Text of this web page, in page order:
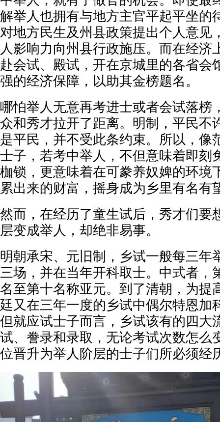
解举人也拥有与地方主官平起平坐的
对地方民生及州县政策提出个人意见
人影响力向州县行政施压。而在经济
赴会试、殿试，开在京城里的各省会
强的经济保障，以助其金榜题名。
哪怕举人无意再考进士或者会试落榜
众和秀才拉开了距离。明制，平民不
是平民，并不受此条约束。所以，像
士子，若考中举人，不但意味着即刻
枷锁，更意味着在可豢养奴婢的环境
累出来的财富，摇身成为乡里有名有
然而，在经历了童生试后，秀才们要
层变成举人，却绝非易事。
明朝承宋、元旧制，乡试一般每三年
三场，并在当年开科取士。中式者，
名至第十名称亚元。到了清朝，为提
廷又在三年一度的乡试中偶尔特恩加
但就应试士子而言，乡试该有的四
试、誊录和录取，无论考试次数怎么
位晋升为举人阶层的士子们所必须经